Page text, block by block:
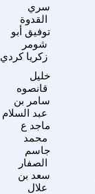
سري
القدوة
توفيق أبو
شومر
زكريا كردي
خليل
قانصوه
سامر بن
عبد السلام
ماجد ع
محمد
جاسم
الصفار
سعد بن
علال